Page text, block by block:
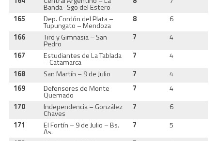
Banda- Sgo del Estero
165
Dep. Cordón del Plata –
Tupungato – Mendoza
8 6
166
Tiro y Gimnasia – San
Pedro
7 4
167
Estudiantes de La Tablada
– Catamarca
7 4
168
San Martín – 9 de Julio 7 4
169
Defensores de Monte
Quemado
7 4
170
Independencia – González
Chaves
7 6
171
El Fortín – 9 de Julio – Bs.
As.
7 5